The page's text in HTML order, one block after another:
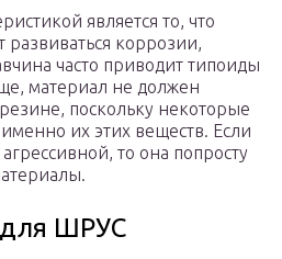
является то, что
развиваться коррозии,
часто приводит типоиды
материал не должен
поскольку некоторые
их этих веществ. Если
то она попросту
для ШРУС